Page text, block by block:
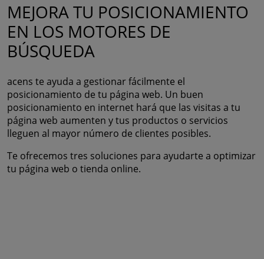
MEJORA TU POSICIONAMIENTO
EN LOS MOTORES DE
BÚSQUEDA
acens te ayuda a gestionar fácilmente el
posicionamiento de tu página web. Un buen
posicionamiento en internet hará que las visitas a tu
página web aumenten y tus productos o servicios
lleguen al mayor número de clientes posibles.
Te ofrecemos tres soluciones para ayudarte a optimizar
tu página web o tienda online.